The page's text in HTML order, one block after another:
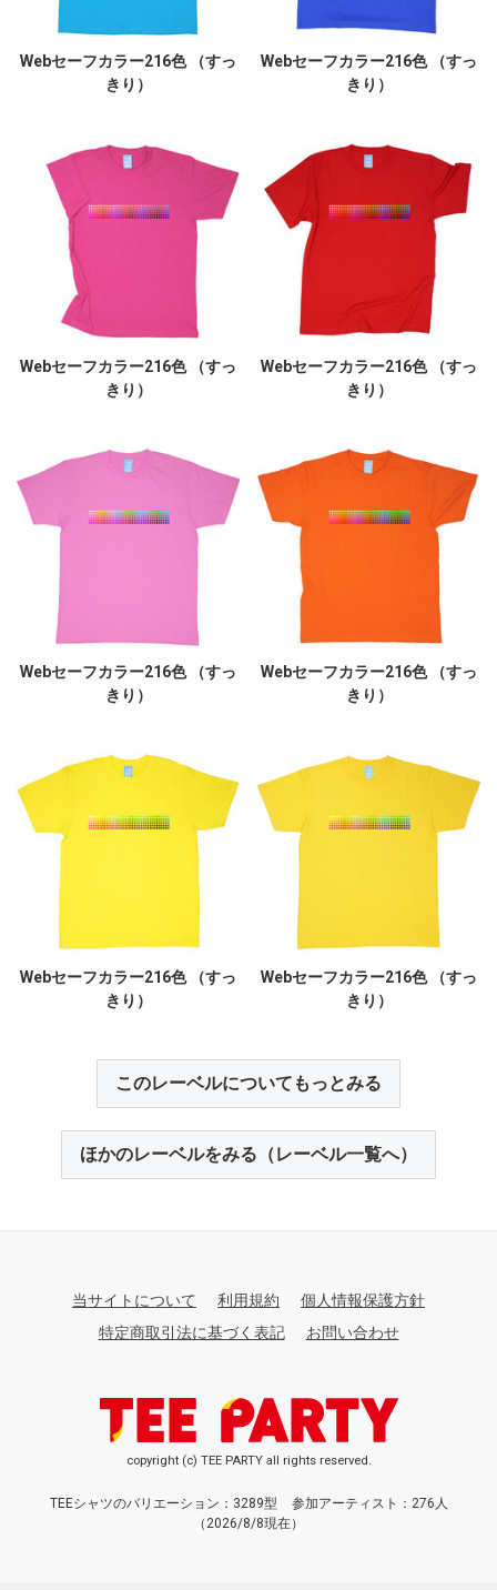
Webセーフカラー216色 （すっ
きり）
Webセーフカラー216色 （すっ
きり）
Webセーフカラー216色 （すっ
きり）
Webセーフカラー216色 （すっ
きり）
Webセーフカラー216色 （すっ
きり）
Webセーフカラー216色 （すっ
きり）
Webセーフカラー216色 （すっ
きり）
Webセーフカラー216色 （すっ
きり）
このレーベルについてもっとみる
ほかのレーベルをみる（レーベル一覧へ）
当サイトについて 利用規約
個人情報保護方針
特定商取引法に基づく表記
お問い合わせ
copyright (c) TEE PARTY all rights reserved.
TEEシャツのバリエーション：3289型
参加アーティスト：276人
（2026/8/8現在）